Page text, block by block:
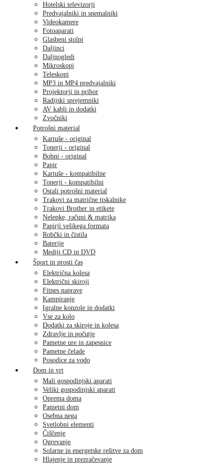
Hotelski televizorji
Predvajalniki in snemalniki
Videokamere
Fotoaparati
Glasbeni stolpi
Daljinci
Daljnogledi
Mikroskopi
Teleskopi
MP3 in MP4 predvajalniki
Projektorji in pribor
Radijski sprejemniki
AV kabli in dodatki
Zvočniki
Potrošni material
Kartuše - original
Tonerji - original
Bobni - original
Papir
Kartuše - kompatibilne
Tonerji - kompatibilni
Ostali potrošni material
Trakovi za matrične tiskalnike
Trakovi Brother in etikete
Nelepke, računi & matrika
Papirji velikega formata
Robčki in čistila
Baterije
Mediji CD in DVD
Šport in prosti čas
Električna kolesa
Električni skiroji
Fitnes naprave
Kampiranje
Igralne konzole in dodatki
Vse za kolo
Dodatki za skiroje in kolesa
Zdravlje in počutje
Pametne ure in zapesnice
Pametne čelade
Posodice za vodo
Dom in vrt
Mali gospodinjski aparati
Veliki gospodinjski aparati
Oprema doma
Pametni dom
Osebna nega
Svetlobni elementi
Čiščenje
Ogrevanje
Solarne in energetske rešitve za dom
Hlajenje in prezračevanje